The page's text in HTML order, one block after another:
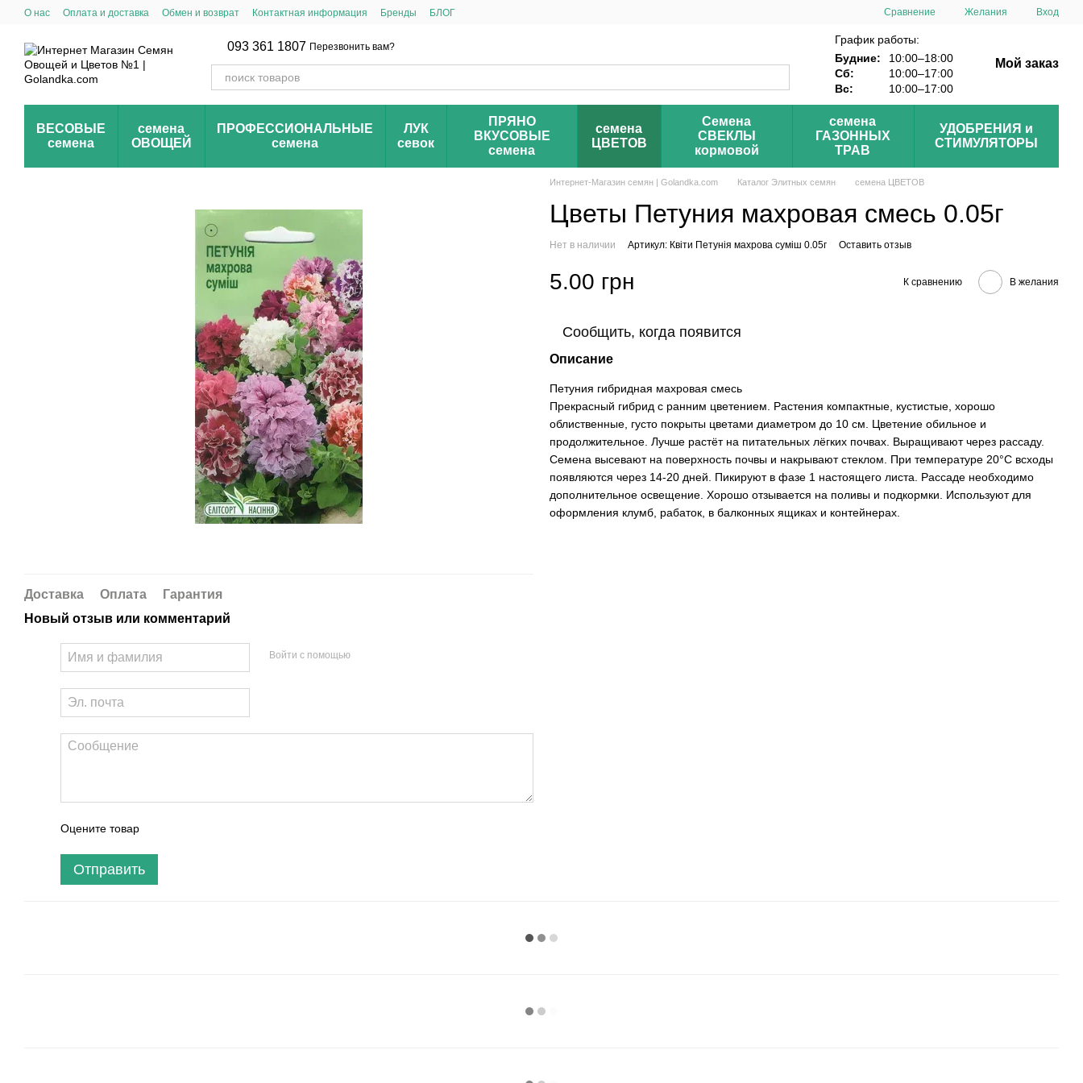
Перейти к основному контенту
О нас Оплата и доставка Обмен и возврат Контактная информация Бренды БЛОГ Сравнение Желания Вход
093 361 1807 Перезвонить вам?
График работы:
Будние:
10:00–18:00
Сб:
10:00–17:00
Вс:
10:00–17:00
Мой заказ
ВЕСОВЫЕ
семена
семена
ОВОЩЕЙ
ПРОФЕССИОНАЛЬНЫЕ
семена
ЛУК
севок
ПРЯНО
ВКУСОВЫЕ
семена
семена
ЦВЕТОВ
Семена
СВЕКЛЫ
кормовой
семена
ГАЗОННЫХ
ТРАВ
УДОБРЕНИЯ и
СТИМУЛЯТОРЫ
Доставка Оплата
Гарантия
Новый отзыв или комментарий
Войти с помощью
Оцените товар
Отправить
Интернет-Магазин семян | Golandka.com Каталог Элитных семян семена ЦВЕТОВ
Цветы Петуния махровая смесь 0.05г
Нет в наличии Артикул: Квіти Петунія махрова суміш 0.05г Оставить отзыв
5.00 грн К сравнению В желания
Сообщить, когда появится
Описание
Петуния гибридная махровая смесь
Прекрасный гибрид с ранним цветением. Растения компактные, кустистые, хорошо
облиственные, густо покрыты цветами диаметром до 10 см. Цветение обильное и
продолжительное. Лучше растёт на питательных лёгких почвах. Выращивают через рассаду.
Семена высевают на поверхность почвы и накрывают стеклом. При температуре 20°С всходы
появляются через 14-20 дней. Пикируют в фазе 1 настоящего листа. Рассаде необходимо
дополнительное освещение. Хорошо отзывается на поливы и подкормки. Используют для
оформления клумб, рабаток, в балконных ящиках и контейнерах.